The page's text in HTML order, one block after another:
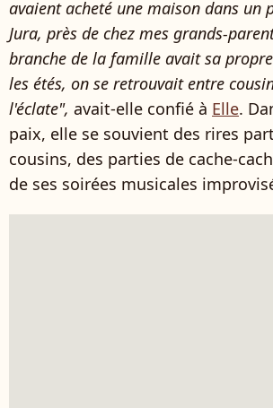
avaient acheté une maison dans un
Jura, près de chez mes grands-
branche de la famille avait sa
les étés, on se retrouvait entre
l'éclate", avait-elle confié à Elle.
paix, elle se souvient des rires
cousins, des parties de cache-
de ses soirées musicales